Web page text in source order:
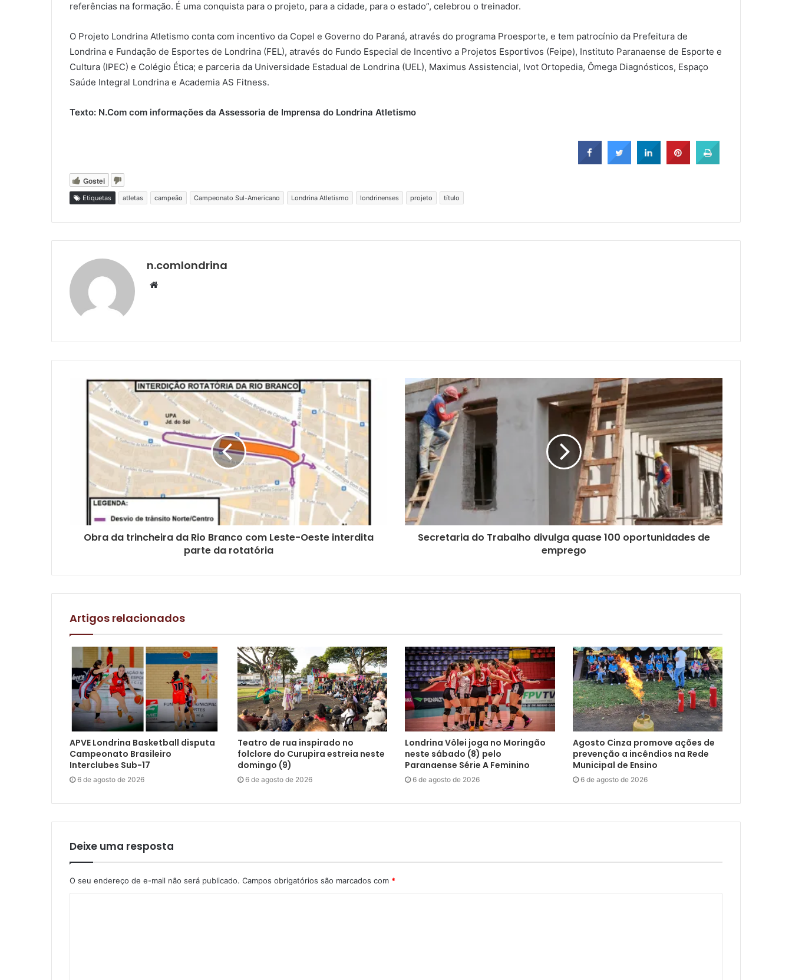
referências na formação. É uma conquista para o projeto, para a cidade, para o estado”, celebrou o treinador.
O Projeto Londrina Atletismo conta com incentivo da Copel e Governo do Paraná, através do programa Proesporte, e tem patrocínio da Prefeitura de
Londrina e Fundação de Esportes de Londrina (FEL), através do Fundo Especial de Incentivo a Projetos Esportivos (Feipe), Instituto Paranaense de Esporte e
Cultura (IPEC) e Colégio Ética; e parceria da Universidade Estadual de Londrina (UEL), Maximus Assistencial, Ivot Ortopedia, Ômega Diagnósticos, Espaço
Saúde Integral Londrina e Academia AS Fitness.
Texto: N.Com com informações da Assessoria de Imprensa do Londrina Atletismo
Gostei
Etiquetas atletas campeão Campeonato Sul-Americano Londrina Atletismo londrinenses projeto título
n.comlondrina
Website
Obra da trincheira da Rio Branco com Leste-Oeste interdita
parte da rotatória
Secretaria do Trabalho divulga quase 100 oportunidades de
emprego
Artigos relacionados
APVE Londrina Basketball disputa
Campeonato Brasileiro
Interclubes Sub-17
6 de agosto de 2026
Teatro de rua inspirado no
folclore do Curupira estreia neste
domingo (9)
6 de agosto de 2026
Londrina Vôlei joga no Moringão
neste sábado (8) pelo
Paranaense Série A Feminino
6 de agosto de 2026
Agosto Cinza promove ações de
prevenção a incêndios na Rede
Municipal de Ensino
6 de agosto de 2026
Deixe uma resposta
O seu endereço de e-mail não será publicado. Campos obrigatórios são marcados com *